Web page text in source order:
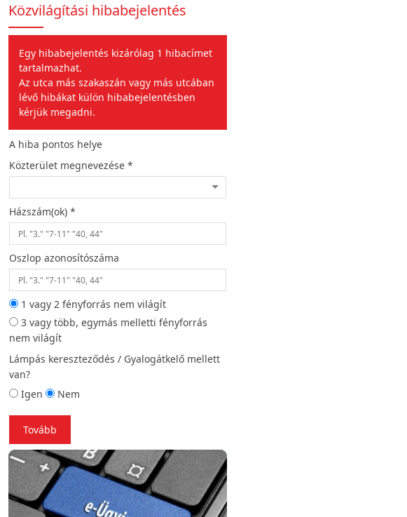
Közvilágítási hibabejelentés
Egy hibabejelentés kizárólag 1 hibacímet
tartalmazhat.
Az utca más szakaszán vagy más utcában
lévő hibákat külön hibabejelentésben
kérjük megadni.
A hiba pontos helye
Közterület megnevezése *
Házszám(ok) *
Oszlop azonosítószáma
1 vagy 2 fényforrás nem világít
3 vagy több, egymás melletti fényforrás
nem világít
Lámpás kereszteződés / Gyalogátkelő mellett
van?
Igen
Nem
Tovább